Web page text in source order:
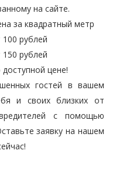
на сайте.
за квадратный метр
100 рублей
150 рублей
доступной цене!
гостей в вашем
и своих близких от
с помощью
заявку на нашем